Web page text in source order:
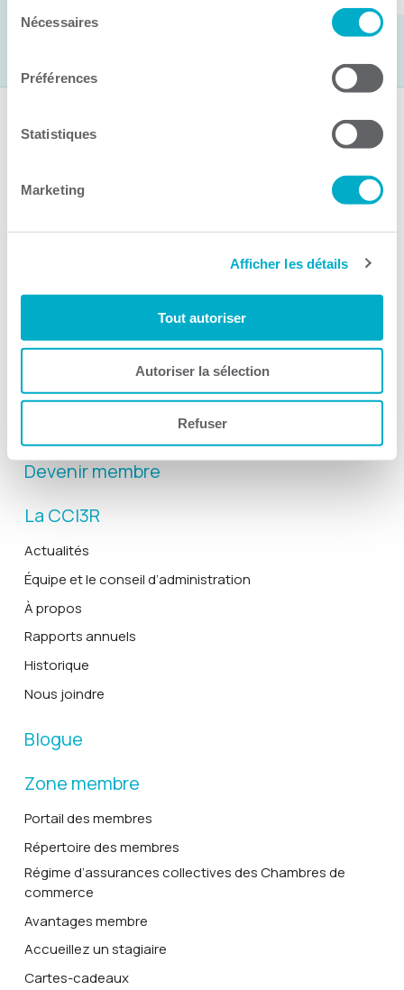
Nécessaires
Préférences
Statistiques
Marketing
Afficher les détails
Tout autoriser
Autoriser la sélection
Refuser
Suivez-nous
Gala Radisson
Solutions RH
Devenir membre
La CCI3R
Actualités
Équipe et le conseil d’administration
À propos
Rapports annuels
Historique
Nous joindre
Blogue
Zone membre
Portail des membres
Répertoire des membres
Régime d’assurances collectives des Chambres de
commerce
Avantages membre
Accueillez un stagiaire
Cartes-cadeaux